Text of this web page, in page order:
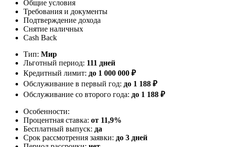
Общие условия
Требования и документы
Подтверждение дохода
Снятие наличных
Cash Back
Тип: Мир
Льготный период: 111 дней
Кредитный лимит: до 1 000 000 ₽
Обслуживание в первый год: до 1 188 ₽
Обслуживание со второго года: до 1 188 ₽
Особенности:
Процентная ставка: от 11,9%
Бесплатный выпуск: да
Срок рассмотрения заявки: до 3 дней